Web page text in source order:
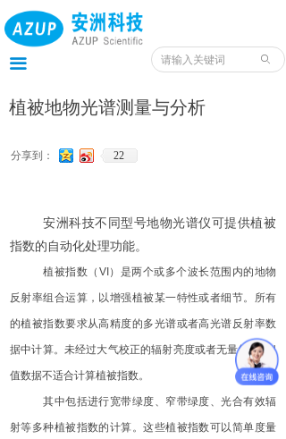
끀
首页
产品
服务
服务预约入口
资料
ꄙ
植被地物光谱测量与分析
安洲科技不同型号地物光谱仪可提供植被
指数的自动化处理功能。
植被指数 （ VI ）是两个或多个波长范围内的地物
反射率组合运算，以增强植被某一特性或者细节。所有
的植被指数要求从高精度的多光谱或者高光谱反射率数
据中计算。未经过大气校正的辐射亮度或者无量纲的D N
值数据不适合计算植被指数。
其中包括进行宽带绿度、窄带绿度、光合有效辐
射等多种植被指数的计算。这些植被指数可以简单度量
分享到： 22